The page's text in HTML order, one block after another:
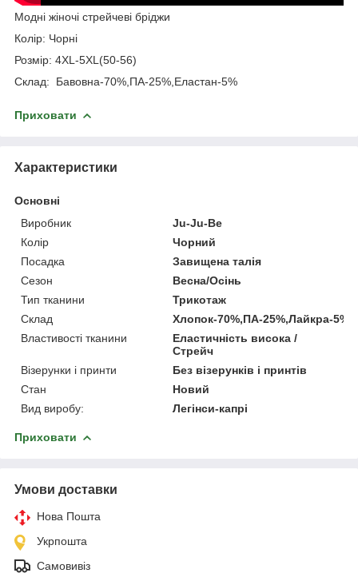
Модні жіночі стрейчеві бріджи
Колір: Чорні
Розмір: 4XL-5XL(50-56)
Склад: Бавовна-70%,ПА-25%,Еластан-5%
Приховати
Характеристики
Основні
Виробник
Ju-Ju-Be
Колір
Чорний
Посадка
Завищена талія
Сезон
Весна/Осінь
Тип тканини
Трикотаж
Склад
Хлопок-70%,ПА-25%,Лайкра-5%
Властивості тканини
Еластичність висока /
Стрейч
Візерунки і принти
Без візерунків і принтів
Стан
Новий
Вид виробу:
Легінси-капрі
Приховати
Умови доставки
Нова Пошта
Укрпошта
Самовивіз